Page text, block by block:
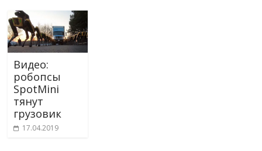
Видео:
робопсы
SpotMini
тянут
грузовик
17.04.2019